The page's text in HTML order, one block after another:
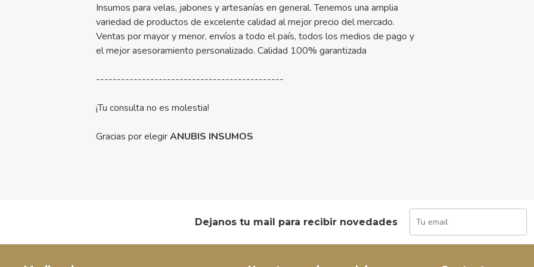
Insumos para velas, jabones y artesanías en general. Tenemos una amplia
variedad de productos de excelente calidad al mejor precio del mercado.
Ventas por mayor y menor, envíos a todo el país, todos los medios de pago y
el mejor asesoramiento personalizado. Calidad 100% garantizada
---------------------------------------------
¡Tu consulta no es molestia!
Gracias por elegirANUBIS INSUMOS
Dejanos tu mail para recibir novedades